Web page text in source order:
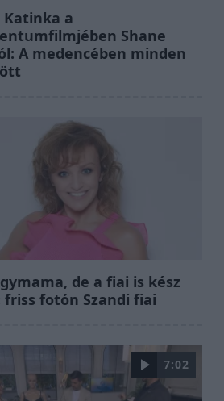
Katinka a
Shane
A medencében minden
de a fiai is kész
friss fotón Szandi fiai
7:02